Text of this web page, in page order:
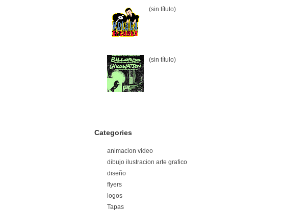
(sin título)
(sin título)
Categories
animacion video
dibujo ilustracion arte grafico
diseño
flyers
logos
Tapas